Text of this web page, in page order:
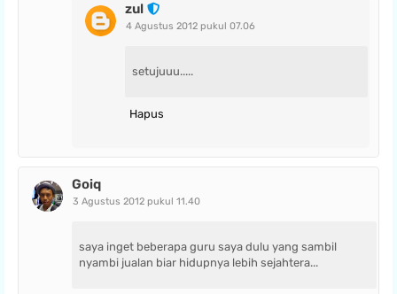
zul
4 Agustus 2012 pukul 07.06
setujuuu.....
Hapus
Goiq
3 Agustus 2012 pukul 11.40
saya inget beberapa guru saya dulu yang sambil
nyambi jualan biar hidupnya lebih sejahtera...